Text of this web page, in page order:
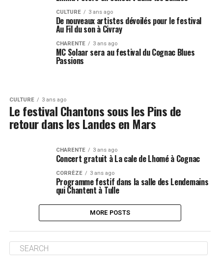
CULTURE 3 ans ago
De nouveaux artistes dévoilés pour le festival
Au Fil du son à Civray
CHARENTE 3 ans ago
MC Solaar sera au festival du Cognac Blues
Passions
CULTURE 3 ans ago
Le festival Chantons sous les Pins de
retour dans les Landes en Mars
CHARENTE 3 ans ago
Concert gratuit à La cale de Lhomé à Cognac
CORRÈZE 3 ans ago
Programme festif dans la salle des Lendemains
qui Chantent à Tulle
MORE POSTS